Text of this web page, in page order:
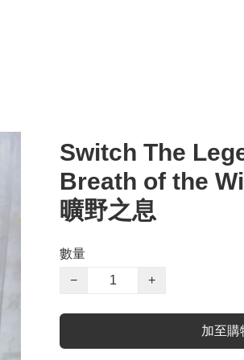
Switch The
Breath of the
曠野之息
數量
−
+
加至購